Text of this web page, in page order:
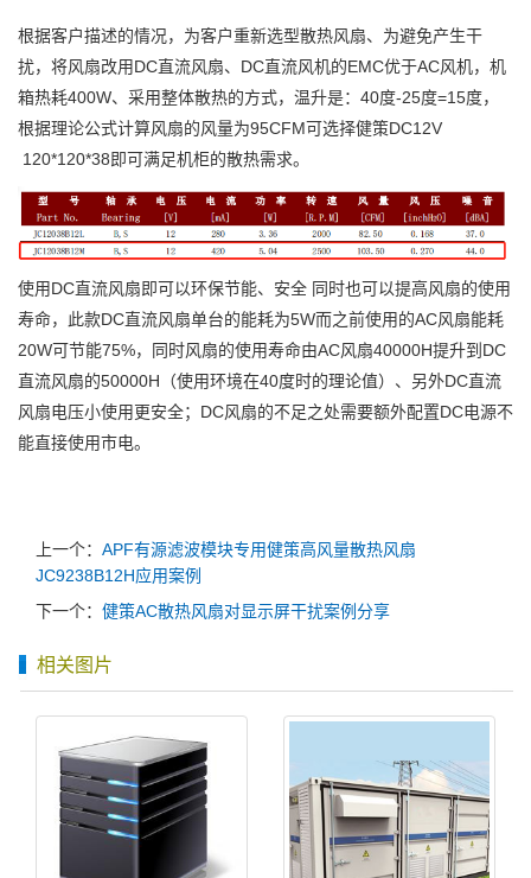
根据客户描述的情况，为客户重新选型散热风扇、为避免产生干
扰，将风扇改用DC直流风扇、DC直流风机的EMC优于AC风机，机
箱热耗400W、采用整体散热的方式，温升是：40度-25度=15度，
根据理论公式计算风扇的风量为95CFM可选择健策DC12V
120*120*38即可满足机柜的散热需求。
使用DC直流风扇即可以环保节能、安全 同时也可以提高风扇的使用
寿命，此款DC直流风扇单台的能耗为5W而之前使用的AC风扇能耗
20W可节能75%，同时风扇的使用寿命由AC风扇40000H提升到DC
直流风扇的50000H（使用环境在40度时的理论值）、另外DC直流
风扇电压小使用更安全；DC风扇的不足之处需要额外配置DC电源不
能直接使用市电。
上一个： APF有源滤波模块专用健策高风量散热风扇
JC9238B12H应用案例
下一个： 健策AC散热风扇对显示屏干扰案例分享
相关图片